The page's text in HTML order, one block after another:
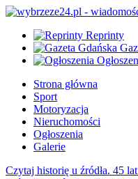
Reprinty
Strona główna
Sport
Motoryzacja
Nieruchomości
Ogłoszenia
Galerie
Czytaj historię u źródła. 45